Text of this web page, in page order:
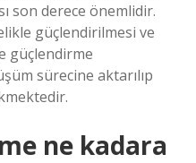
son derece önemlidir.
güçlendirilmesi ve
güçlendirme
sürecine aktarılıp
ne kadara